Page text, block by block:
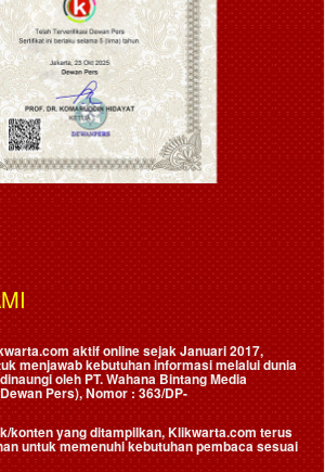
aktif online sejak Januari 2017,
menjawab kebutuhan informasi melalui dunia
oleh PT. Wahana Bintang Media
Pers), Nomor : 363/DP-
konten yang ditampilkan, Klikwarta.com terus
untuk memenuhi kebutuhan pembaca sesuai